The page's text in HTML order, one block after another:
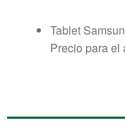
Tablet
Precio para el